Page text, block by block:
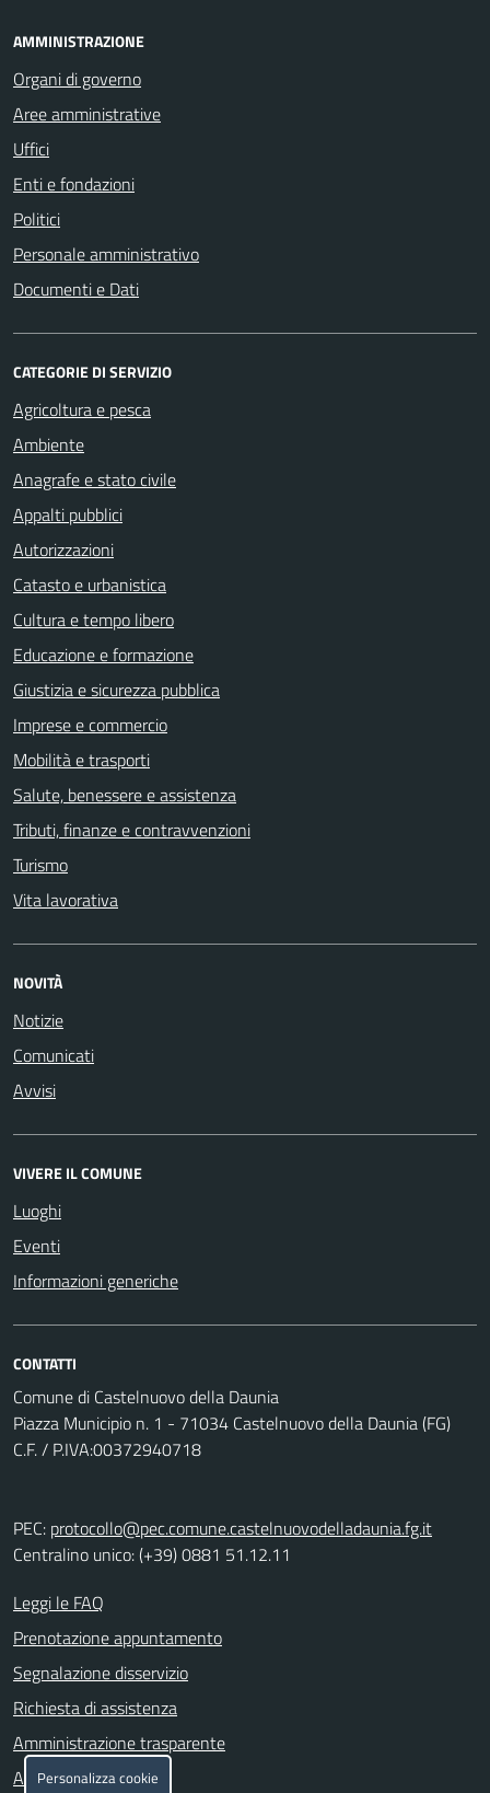
AMMINISTRAZIONE
Organi di governo
Aree amministrative
Uffici
Enti e fondazioni
Politici
Personale amministrativo
Documenti e Dati
CATEGORIE DI SERVIZIO
Agricoltura e pesca
Ambiente
Anagrafe e stato civile
Appalti pubblici
Autorizzazioni
Catasto e urbanistica
Cultura e tempo libero
Educazione e formazione
Giustizia e sicurezza pubblica
Imprese e commercio
Mobilità e trasporti
Salute, benessere e assistenza
Tributi, finanze e contravvenzioni
Turismo
Vita lavorativa
NOVITÀ
Notizie
Comunicati
Avvisi
VIVERE IL COMUNE
Luoghi
Eventi
Informazioni generiche
CONTATTI
Comune di Castelnuovo della Daunia
Piazza Municipio n. 1 - 71034 Castelnuovo della Daunia (FG)
C.F. / P.IVA:00372940718
PEC: protocollo@pec.comune.castelnuovodelladaunia.fg.it
Centralino unico: (+39) 0881 51.12.11
Leggi le FAQ
Prenotazione appuntamento
Segnalazione disservizio
Richiesta di assistenza
Amministrazione trasparente
Albo pretorio
Personalizza cookie